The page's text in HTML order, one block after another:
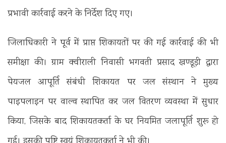
प्रभावी कार्रवाई करने के निर्देश दिए गए।
जिलाधिकारी ने पूर्व में प्राप्त शिकायतों पर की गई कार्रवाई की भी
समीक्षा की। ग्राम क्वीराली निवासी भगवती प्रसाद खण्डूड़ी द्वारा
पेयजल आपूर्ति संबंधी शिकायत पर जल संस्थान ने मुख्य
पाइपलाइन पर वाल्व स्थापित कर जल वितरण व्यवस्था में सुधार
किया, जिसके बाद शिकायतकर्ता के घर नियमित जलापूर्ति शुरू हो